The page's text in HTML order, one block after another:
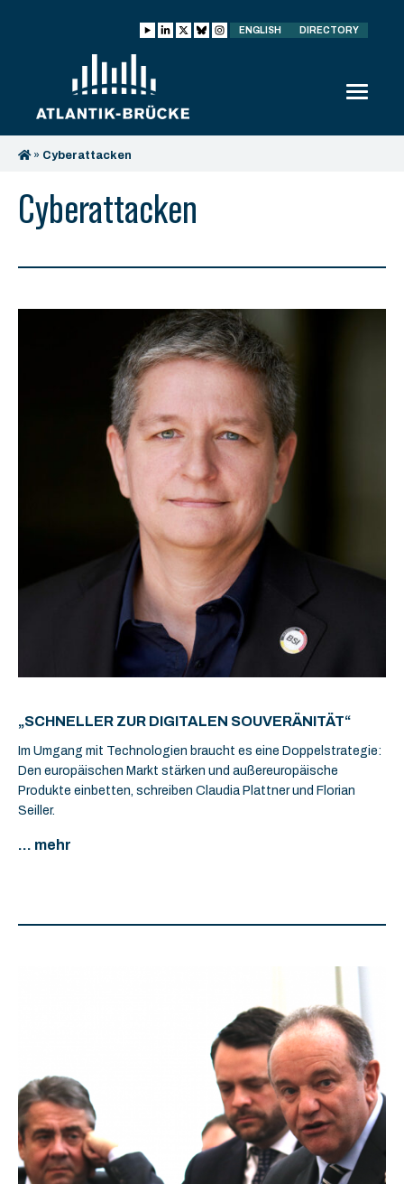
ENGLISH DIRECTORY
» Cyberattacken
Cyberattacken
„SCHNELLER ZUR DIGITALEN SOUVERÄNITÄT“
Im Umgang mit Technologien braucht es eine Doppelstrategie:
Den europäischen Markt stärken und außereuropäische
Produkte einbetten, schreiben Claudia Plattner und Florian
Seiller.
... mehr